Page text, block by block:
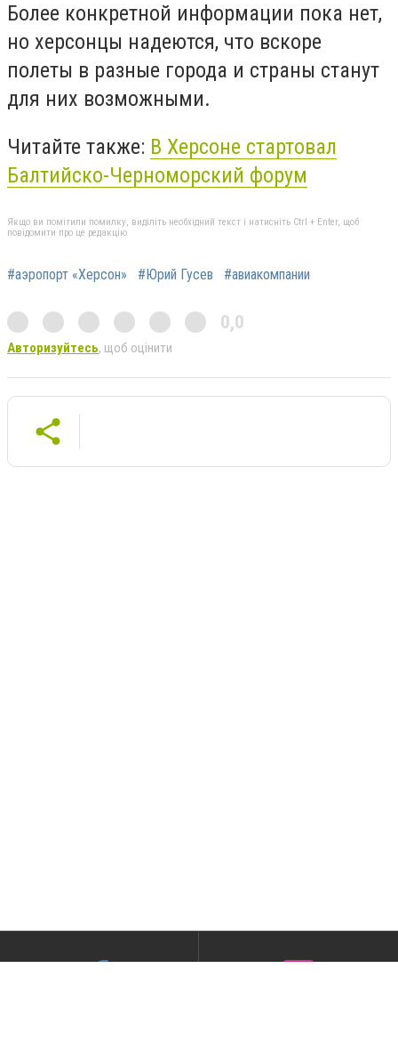
Более конкретной информации пока нет,
но херсонцы надеются, что вскоре
полеты в разные города и страны станут
для них возможными.
Читайте также: В Херсоне стартовал
Балтийско-Черноморский форум
Якщо ви помітили помилку, виділіть необхідний текст і натисніть Ctrl + Enter, щоб
повідомити про це редакцію
#аэропорт «Херсон» #Юрий Гусев #авиакомпании
0,0
Авторизуйтесь, щоб оцінити